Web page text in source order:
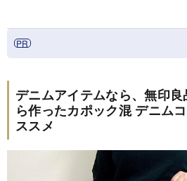
デニムアイテムなら、無印
ら作ったカポック混 デニム
ススメ